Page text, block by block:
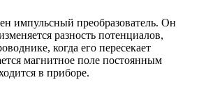
импульсный преобразователь. Он
разность потенциалов,
когда его пересекает
магнитное поле постоянным
в приборе.